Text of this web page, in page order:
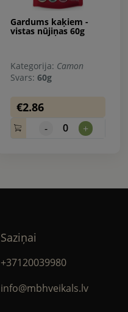
Gardums kaķiem -
vistas nūjiņas 60g
Kategorija: Camon
Svars: 60g
€2.86
- 0 +
Saziņai
+37120039980
info@mbhveikals.lv